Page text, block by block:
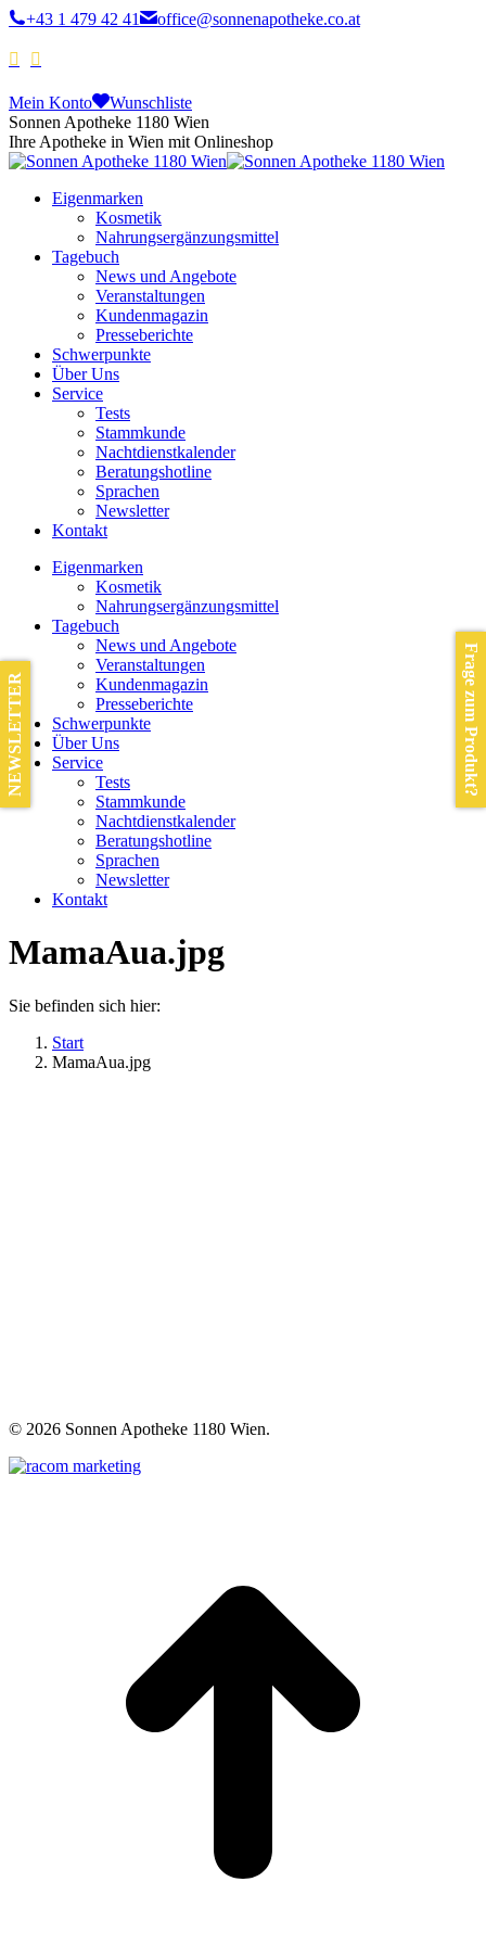
+43 1 479 42 41 office@sonnenapotheke.co.at
Mein Konto
Wunschliste
Sonnen Apotheke 1180 Wien
Ihre Apotheke in Wien mit Onlineshop
Eigenmarken
Kosmetik
Nahrungsergänzungsmittel
Tagebuch
News und Angebote
Veranstaltungen
Kundenmagazin
Presseberichte
Schwerpunkte
Über Uns
Service
Tests
Stammkunde
Nachtdienstkalender
Beratungshotline
Sprachen
Newsletter
Kontakt
Eigenmarken
Kosmetik
Nahrungsergänzungsmittel
Tagebuch
News und Angebote
Veranstaltungen
Kundenmagazin
Presseberichte
Schwerpunkte
Über Uns
Service
Tests
Stammkunde
Nachtdienstkalender
Beratungshotline
Sprachen
Newsletter
Kontakt
MamaAua.jpg
Sie befinden sich hier:
Start
MamaAua.jpg
© 2026 Sonnen Apotheke 1180 Wien.
Frage zum Produkt?
NEWSLETTER